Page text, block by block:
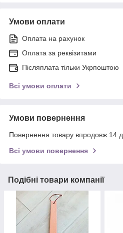
Умови оплати
Оплата на рахунок
Оплата за реквізитами
Післяплата тільки Укрпоштою
Всі умови оплати
Умови повернення
Повернення товару впродовж 14
Всі умови повернення
Подібні товари компанії